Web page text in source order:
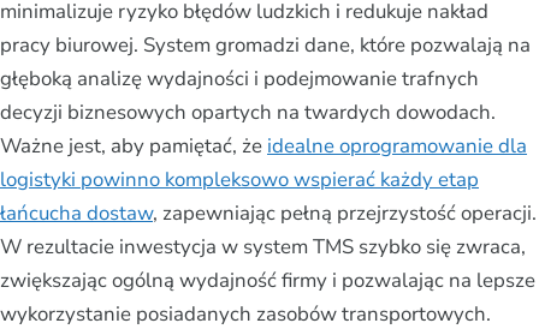
minimalizuje ryzyko błędów ludzkich i redukuje nakład
pracy biurowej. System gromadzi dane, które pozwalają na
głęboką analizę wydajności i podejmowanie trafnych
decyzji biznesowych opartych na twardych dowodach.
Ważne jest, aby pamiętać, że idealne oprogramowanie dla
logistyki powinno kompleksowo wspierać każdy etap
łańcucha dostaw, zapewniając pełną przejrzystość operacji.
W rezultacie inwestycja w system TMS szybko się zwraca,
zwiększając ogólną wydajność firmy i pozwalając na lepsze
wykorzystanie posiadanych zasobów transportowych.